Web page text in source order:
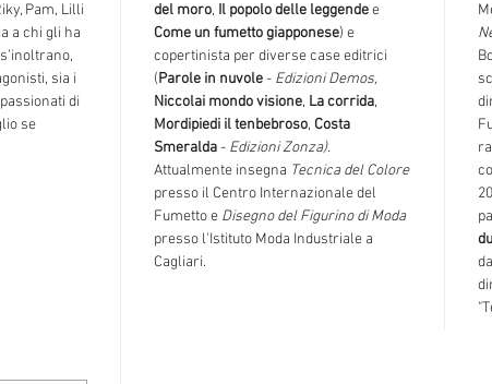
Pam, Lilli
a chi gli ha
sia i
di
se
del moro, Il popolo delle leggendee
Come un fumetto giapponese) e
copertinista per diverse case editrici
(Parole in nuvole- Edizioni Demos,
Niccolai mondo visione, La corrida,
Mordipiedi il tenbebroso, Costa
Smeralda- Edizioni Zonza).
Attualmente insegna Tecnica del Colore
presso il Centro Internazionale del
Fumetto e Disegno del Figurino di Moda
presso l'Istituto Moda Industriale a
Cagliari.